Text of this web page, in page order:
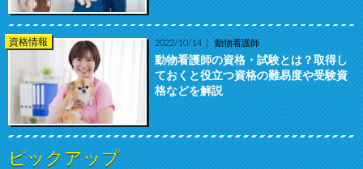
資格情報 2022/10/14 動物看護師
動物看護師の資格・試験とは？取得し
ておくと役立つ資格の難易度や受験資
格などを解説
ピックアップ